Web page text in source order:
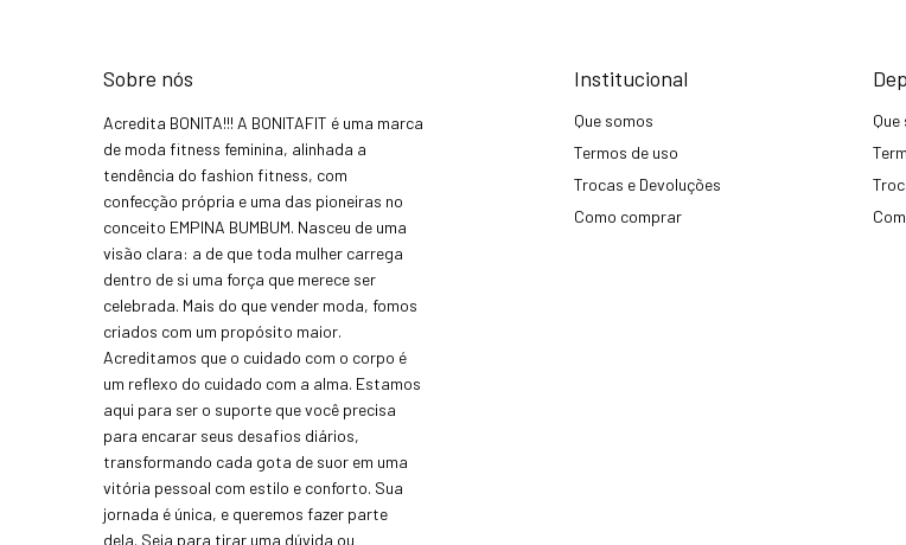
Sobre nós
Acredita BONITA!!! A BONITAFIT é uma marca
de moda fitness feminina, alinhada a
tendência do fashion fitness, com
confecção própria e uma das pioneiras no
conceito EMPINA BUMBUM. Nasceu de uma
visão clara: a de que toda mulher carrega
dentro de si uma força que merece ser
celebrada. Mais do que vender moda, fomos
criados com um propósito maior.
Acreditamos que o cuidado com o corpo é
um reflexo do cuidado com a alma. Estamos
aqui para ser o suporte que você precisa
para encarar seus desafios diários,
transformando cada gota de suor em uma
vitória pessoal com estilo e conforto. Sua
jornada é única, e queremos fazer parte
dela. Seja para tirar uma dúvida ou
Institucional
Que somos
Termos de uso
Trocas e Devoluções
Como comprar